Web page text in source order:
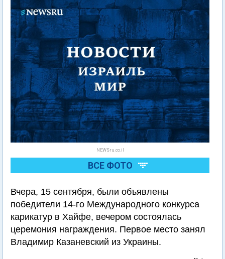
NEWSru.co.il
ВСЕ ФОТО
Вчера, 15 сентября, были объявлены
победители 14-го Международного конкурса
карикатур в Хайфе, вечером состоялась
церемония награждения. Первое место занял
Владимир Казаневский из Украины.